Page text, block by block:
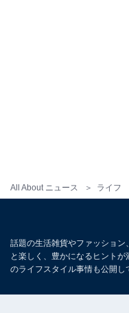
All About ニュース ライフ
話題の生活雑貨やファッショ
と楽しく、豊かになるヒント
のライフスタイル事情も公開し